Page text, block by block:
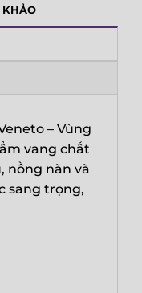
KHẢO
– Vùng
vang chất
nồng nàn và
sang trọng,